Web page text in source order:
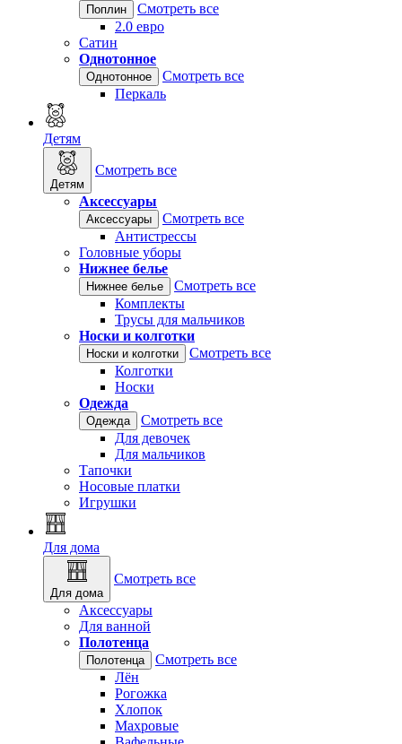
Поплин
Смотреть все
2.0 евро
Сатин
Однотонное
Однотонное
Смотреть все
Перкаль
Детям
Детям
Смотреть все
Аксессуары
Аксессуары
Смотреть все
Антистрессы
Головные уборы
Нижнее белье
Нижнее белье
Смотреть все
Комплекты
Трусы для мальчиков
Носки и колготки
Носки и колготки
Смотреть все
Колготки
Носки
Одежда
Одежда
Смотреть все
Для девочек
Для мальчиков
Тапочки
Носовые платки
Игрушки
Для дома
Для дома
Смотреть все
Аксессуары
Для ванной
Полотенца
Полотенца
Смотреть все
Лён
Рогожка
Хлопок
Махровые